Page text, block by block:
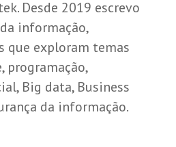
Desde 2019 escrevo
informação,
que exploram temas
programação,
Big data, Business
da informação.